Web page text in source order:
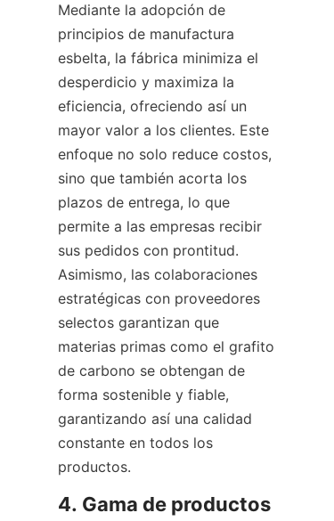
Mediante la adopción de
principios de manufactura
esbelta, la fábrica minimiza el
desperdicio y maximiza la
eficiencia, ofreciendo así un
mayor valor a los clientes. Este
enfoque no solo reduce costos,
sino que también acorta los
plazos de entrega, lo que
permite a las empresas recibir
sus pedidos con prontitud.
Asimismo, las colaboraciones
estratégicas con proveedores
selectos garantizan que
materias primas como el grafito
de carbono se obtengan de
forma sostenible y fiable,
garantizando así una calidad
constante en todos los
productos.
4. Gama de productos